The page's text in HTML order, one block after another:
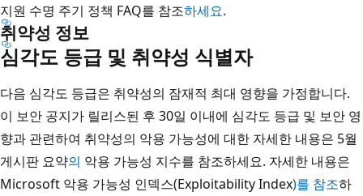
지원 수명 주기 정책 FAQ를 참조하세요.
취약성 정보
심각도 등급 및 취약성 식별자
다음 심각도 등급은 취약성의 잠재적 최대 영향을 가정합니다.
이 보안 공지가 릴리스된 후 30일 이내에 심각도 등급 및 보안 영
향과 관련하여 취약성의 악용 가능성에 대한 자세한 내용은 5월
게시판 요약의 악용 가능성 지수를 참조하세요. 자세한 내용은
Microsoft 악용 가능성 인덱스(Exploitability Index)를 참조하